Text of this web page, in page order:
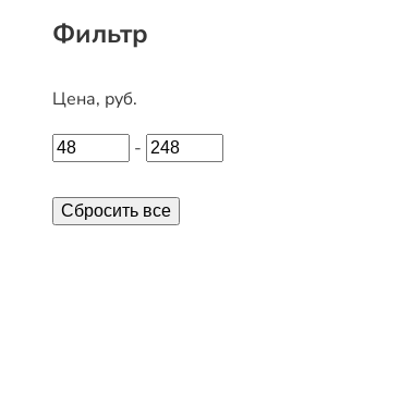
Фильтр
Цена, руб.
-
Сбросить все